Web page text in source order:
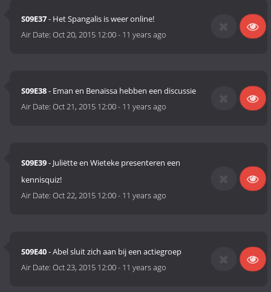
S09E37- Het Spangalis is weer online!
Air Date:Oct 20, 2015 12:00- 11 years ago
S09E38- Eman en Benaïssa hebben een discussie
Air Date:Oct 21, 2015 12:00- 11 years ago
S09E39- Juliëtte en Wieteke presenteren een
kennisquiz!
Air Date:Oct 22, 2015 12:00- 11 years ago
S09E40- Abel sluit zich aan bij een actiegroep
Air Date:Oct 23, 2015 12:00- 11 years ago